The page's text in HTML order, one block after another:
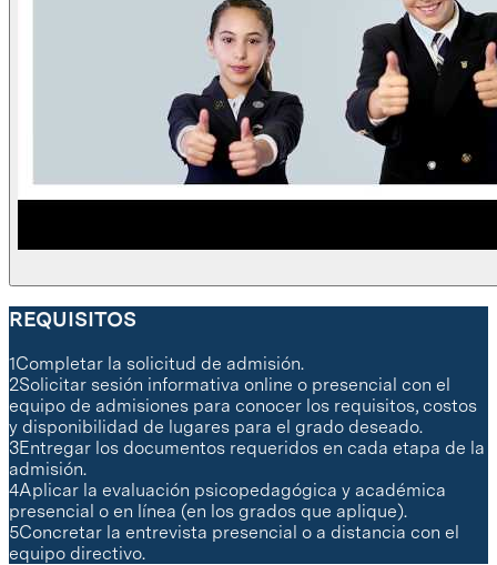
REQUISITOS
1Completar la solicitud de admisión.
2Solicitar sesión informativa online o presencial con el
equipo de admisiones para conocer los requisitos, costos
y disponibilidad de lugares para el grado deseado.
3Entregar los documentos requeridos en cada etapa de la
admisión.
4Aplicar la evaluación psicopedagógica y académica
presencial o en línea (en los grados que aplique).
5Concretar la entrevista presencial o a distancia con el
equipo directivo.